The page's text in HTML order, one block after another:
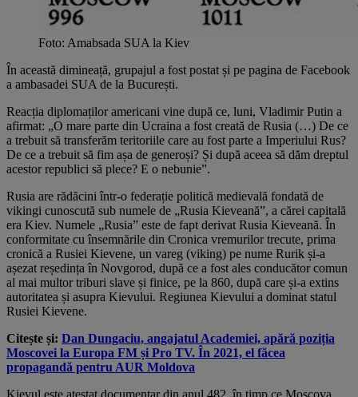
Foto: Amabsada SUA la Kiev
În această dimineață, grupajul a fost postat și pe pagina de Facebook
a ambasadei SUA de la București.
Reacția diplomaților americani vine după ce, luni, Vladimir Putin a
afirmat: „O mare parte din Ucraina a fost creată de Rusia (…) De ce
a trebuit să transferăm teritoriile care au fost parte a Imperiului Rus?
De ce a trebuit să fim așa de generoși? Și după aceea să dăm dreptul
acestor republici să plece? E o nebunie”.
Rusia are rădăcini într-o federație politică medievală fondată de
vikingi cunoscută sub numele de „Rusia Kieveană”, a cărei capitală
era Kiev. Numele „Rusia” este de fapt derivat Rusia Kieveană. În
conformitate cu însemnările din Cronica vremurilor trecute, prima
cronică a Rusiei Kievene, un vareg (viking) pe nume Rurik și-a
așezat reședința în Novgorod, după ce a fost ales conducător comun
al mai multor triburi slave și finice, pe la 860, după care și-a extins
autoritatea și asupra Kievului. Regiunea Kievului a dominat statul
Rusiei Kievene.
Citește și: Dan Dungaciu, angajatul Academiei, apără poziția
Moscovei la Europa FM și Pro TV. În 2021, el făcea
propagandă pentru AUR Moldova
Kievul este atestat documentar din anul 482, în timp ce Moscova